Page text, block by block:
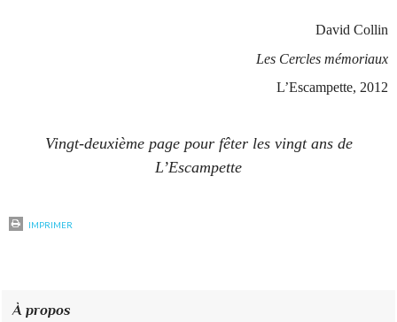
David Collin
Les Cercles mémoriaux
L’Escampette, 2012
Vingt-deuxième page pour fêter les vingt ans de
L’Escampette
IMPRIMER
À propos